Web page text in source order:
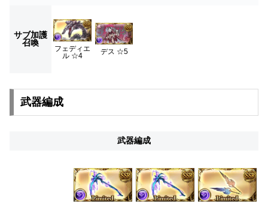
サブ加護
召喚
フェディエ
ル ☆4
デス ☆5
武器編成
武器編成